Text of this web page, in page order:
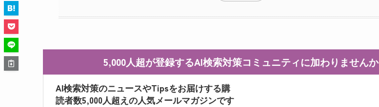
5,000人超が登録するAI検索対策コミュニティに加わりませんか
AI検索対策のニュースやTipsをお届けする購
読者数5,000人超えの人気メールマガジンです